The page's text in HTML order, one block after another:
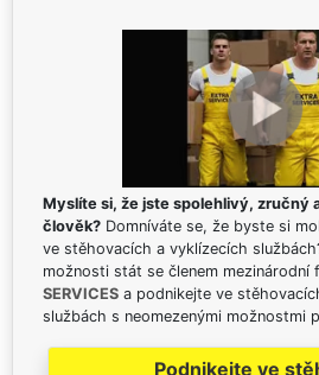
Myslíte si, že jste spolehlivý, zručný
člověk? Domníváte se, že byste si
ve stěhovacích a vyklízecích
možnosti stát se členem mezinárodní
SERVICES a podnikejte ve
službách s neomezenými možnostmi
Podnikejte ve